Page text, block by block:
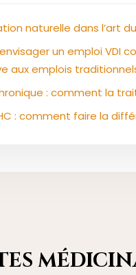
naturelle dans l’art
un emploi VDI
aux emplois
: comment la
: comment faire la